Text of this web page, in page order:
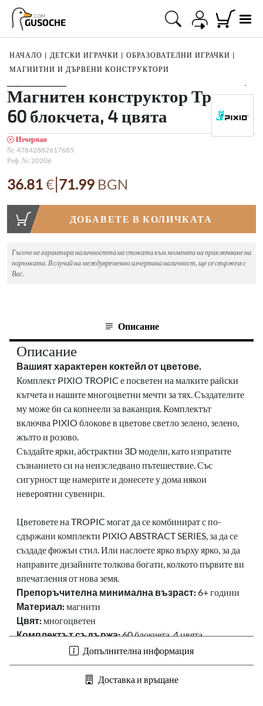
GUSOCHE
.COM
НАЧАЛО | ДЕТСКИ ИГРАЧКИ | ОБРАЗОВАТЕЛНИ ИГРАЧКИ |
МАГНИТНИ И ДЪРВЕНИ КОНСТРУКТОРИ
1/3
Магнитен конструктор Тропик,
60 блокчета, 4 цвята
Изчерпан
№: 47842882617685
Реф. №: 20206
36.81€|71.99 BGN
ДОБАВЕТЕ В КОЛИЧКАТА
Гъсоче не гарантира наличността на стоката към момента на приключване на
поръчката. В случай на междувременно изчерпана наличност, ще се свържем с
Вас.
Описание
Описание
Вашият характерен коктейл от цветове.
Комплект PIXIO TROPIC е посветен на малките райски
кътчета и нашите многоцветни мечти за тях. Създателите
му може би са копнеели за ваканция. Комплектът
включва PIXIO блокове в цветове светло зелено, зелено,
жълто и розово.
Създайте ярки, абстрактни 3D модели, като изпратите
съзнанието си на неизследвано пътешествие. Със
сигурност ще намерите и донесете у дома някои
невероятни сувенири.
Цветовете на TROPIC могат да се комбинират с по-
сдържани комплекти PIXIO ABSTRACT SERIES, за да се
създаде фюжън стил. Или наслоете ярко върху ярко, за да
направите дизайните толкова богати, колкото първите ви
впечатления от нова земя.
Препоръчителна минимална възраст: 6+ години
Материал: магнити
Цвят: многоцветен
Комплектът съдържа:60 блокчета, 4 цвята
Не е подходящо за деца под 6 години, тъй
като съдържа малки части
Допълнителна информация
Доставка и връщане